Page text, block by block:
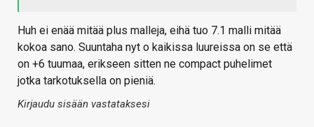
Huh ei enää mitää plus malleja, eihä tuo 7.1 malli mitää
kokoa sano. Suuntaha nyt o kaikissa luureissa on se että
on +6 tuumaa, erikseen sitten ne compact puhelimet
jotka tarkotuksella on pieniä.
Kirjaudu sisään vastataksesi